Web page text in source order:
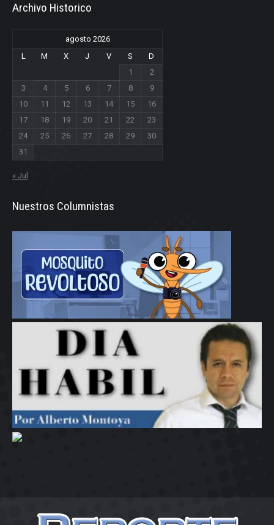
Archivo Historico
agosto 2026
L
M X J V S
D
1
2
3
4 5 6 7 8
9
10
11 12 13 14 15
16
17
18 19 20 21 22
23
24
25 26 27 28 29
30
31
« Jul
Nuestros Columnistas